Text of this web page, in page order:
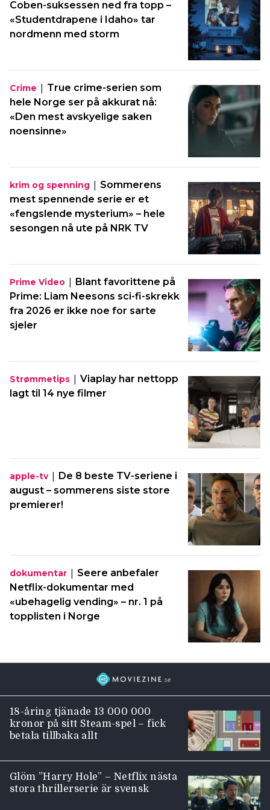
Coben-suksessen ned fra topp –
«Studentdrapene i Idaho» tar
nordmenn med storm
Crime | True crime-serien som
hele Norge ser på akkurat nå:
«Den mest avskyelige saken
noensinne»
krim og spenning | Sommerens
mest spennende serie er et
«fengslende mysterium» – hele
sesongen nå ute på NRK TV
Prime Video | Blant favorittene på
Prime: Liam Neesons sci-fi-skrekk
fra 2026 er ikke noe for sarte
sjeler
Strømmetips | Viaplay har nettopp
lagt til 14 nye filmer
apple-tv| De 8 beste TV-seriene i
august – sommerens siste store
premierer!
dokumentar | Seere anbefaler
Netflix-dokumentar med
«ubehagelig vending» – nr. 1 på
topplisten i Norge
18-åring tjänade 13 000 000
kronor på sitt Steam-spel – fick
betala tillbaka allt
Glöm ”Harry Hole” – Netflix nästa
stora thrillerserie är svensk